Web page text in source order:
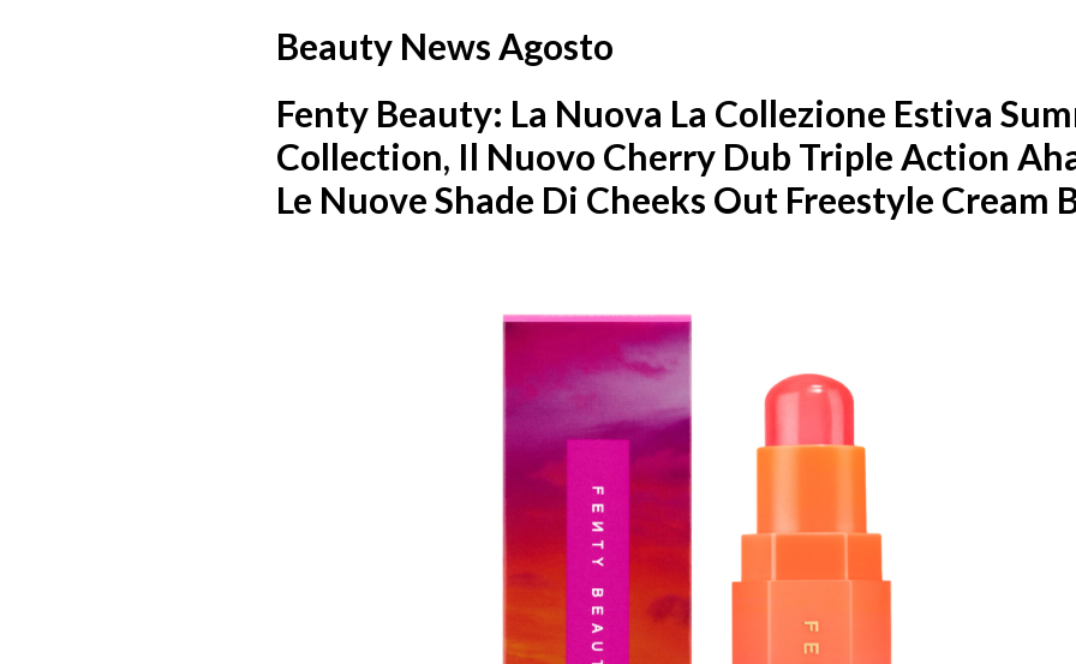
Beauty News Agosto
Fenty Beauty: La Nuova La Collezione Estiva
Collection, Il Nuovo Cherry Dub Triple Action
Le Nuove Shade Di Cheeks Out Freestyle Cream